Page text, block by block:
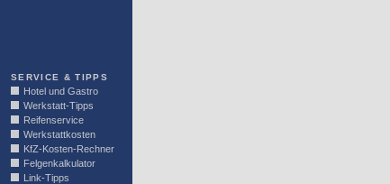
SERVICE & TIPPS
Hotel und Gastro
Werkstatt-Tipps
Reifenservice
Werkstattkosten
KfZ-Kosten-Rechner
Felgenkalkulator
Link-Tipps